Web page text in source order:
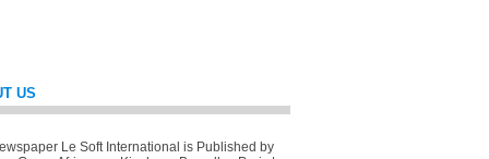
US
Le Soft International is Published by